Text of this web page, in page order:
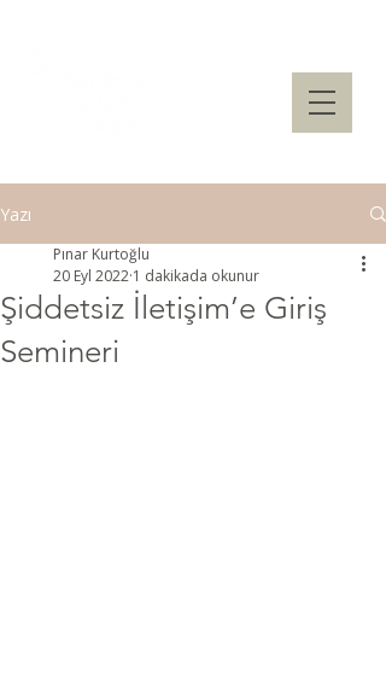
Yazı
Şiddetsiz İletişim’e Giriş
Semineri
Pınar Kurtoğlu
20 Eyl 2022 1 dakikada okunur